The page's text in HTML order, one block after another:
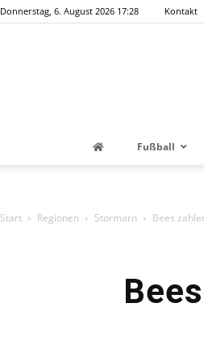
Donnerstag, 6. August 2026 17:28 Kontakt
Fußball
Start Regionen Stormarn Bees